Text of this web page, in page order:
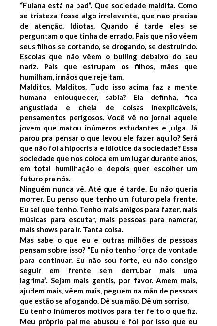
“Fulana está na bad”. Que sociedade maldita. Como
se tristeza fosse algo irrelevante, que nao precisa
de atenção. Idiotas. Quando é tarde eles se
perguntam o que tinha de errado. Pais que não vêem
seus filhos se cortando, se drogando, se destruindo.
Escolas que não vêem o bulling debaixo do seu
nariz. Pais que estrupam os filhos, mães que
humilham, irmãos que rejeitam.
Malditos. Malditos. Tudo isso acima faz a mente
humana enlouquecer, sabia? Ela definha, fica
angustiada e cheia de coisas inexplicáveis,
pensamentos perigosos. Você vê no jornal aquele
jovem que matou inúmeros estudantes e julga. Já
parou pra pensar o que levou ele fazer aquilo? Será
que não foi a hipocrisia e idiotice da sociedade? Essa
sociedade que nos coloca em um lugar durante anos,
em total humilhação e depois quer escolher um
futuro pra nós.
Ninguém nunca vê. Até que é tarde. Eu não queria
morrer. Eu penso que tenho um futuro pela frente.
Eu sei que tenho. Tenho mais amigos para fazer, mais
músicas para escutar, mais pessoas para namorar,
mais shows para ir. Tanta coisa.
Mas sabe o que eu e outras milhões de pessoas
pensam sobre isso? “Eu não tenho força de vontade
para continuar. Eu não sou forte, eu não consigo
seguir em frente sem derrubar mais uma
lagrima”. Sejam mais gentis, por favor. Amem mais,
ajudem mais, vêem mais, peguem na mão de pessoas
que estão se afogando. Dê sua mão. Dê um sorriso.
Eu tenho inúmeros motivos para ter feito o que fiz.
Meu próprio pai me abusou e foi por isso que eu